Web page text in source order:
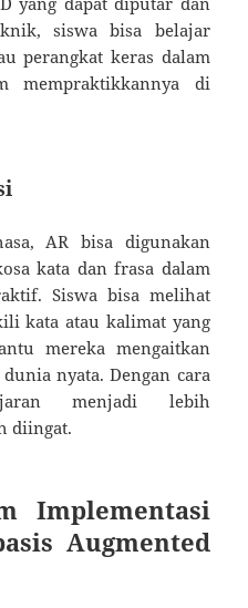
siswa bisa belajar
perangkat keras dalam
mempraktikkannya di
AR bisa digunakan
kata dan frasa dalam
Siswa bisa melihat
kata atau kalimat yang
mereka mengaitkan
nyata. Dengan cara
menjadi lebih
diingat.
Implementasi
Augmented